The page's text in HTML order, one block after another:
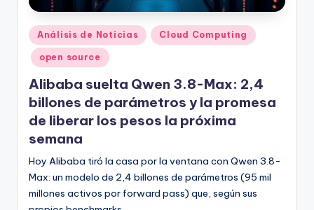
Publicado
en
Análisis de Noticias Cloud Computing
open source
Alibaba suelta Qwen 3.8-Max: 2,4
billones de parámetros y la promesa
de liberar los pesos la próxima
semana
Hoy Alibaba tiró la casa por la ventana con Qwen 3.8-
Max: un modelo de 2,4 billones de parámetros (95 mil
millones activos por forward pass) que, según sus